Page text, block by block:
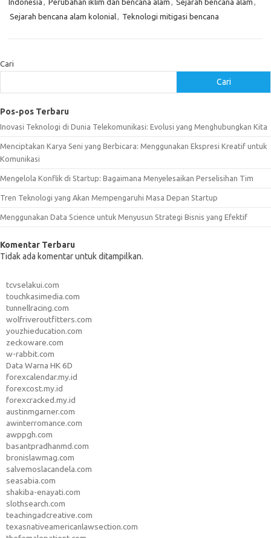
Indonesia , Perubahan iklim dan bencana alam , Sejarah bencana alam ,
Sejarah bencana alam kolonial, Teknologi mitigasi bencana
Cari
Cari
Pos-pos Terbaru
Inovasi Teknologi di Dunia Telekomunikasi: Evolusi yang Menghubungkan Kita
Menciptakan Karya Seni yang Berbicara: Menggunakan Ekspresi Kreatif untuk
Komunikasi
Mengelola Konflik di Startup: Bagaimana Menyelesaikan Perselisihan Tim
Tren Teknologi yang Akan Mempengaruhi Masa Depan Startup
Menggunakan Data Science untuk Menyusun Strategi Bisnis yang Efektif
Komentar Terbaru
Tidak ada komentar untuk ditampilkan.
tcvselakui.com
touchkasimedia.com
tunnellracing.com
wolfriveroutfitters.com
youzhieducation.com
zeckoware.com
w-rabbit.com
Data Warna HK 6D
forexcalendar.my.id
forexcost.my.id
forexcracked.my.id
austinmgarner.com
awinterromance.com
awppgh.com
basantpradhanmd.com
bronislawmag.com
salvemoslacandela.com
seasabia.com
shakiba-enayati.com
slothsearch.com
teachingadcreative.com
texasnativeamericanlawsection.com